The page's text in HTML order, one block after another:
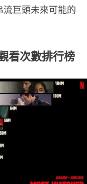
巨頭未來可能的
看次數排行榜